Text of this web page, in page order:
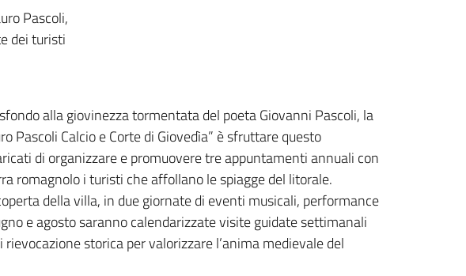
Pascoli,
dei turisti
alla giovinezza tormentata del poeta Giovanni Pascoli, la
Pascoli Calcio e Corte di Giovedìa” è sfruttare questo
di organizzare e promuovere tre appuntamenti annuali con
romagnolo i turisti che affollano le spiagge del litorale.
della villa, in due giornate di eventi musicali, performance
e agosto saranno calendarizzate visite guidate settimanali
storica per valorizzare l’anima medievale del